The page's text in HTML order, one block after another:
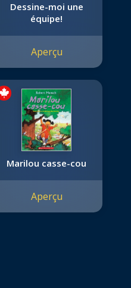
Dessine-moi une
équipe!
Aperçu
Marilou casse-cou
Aperçu